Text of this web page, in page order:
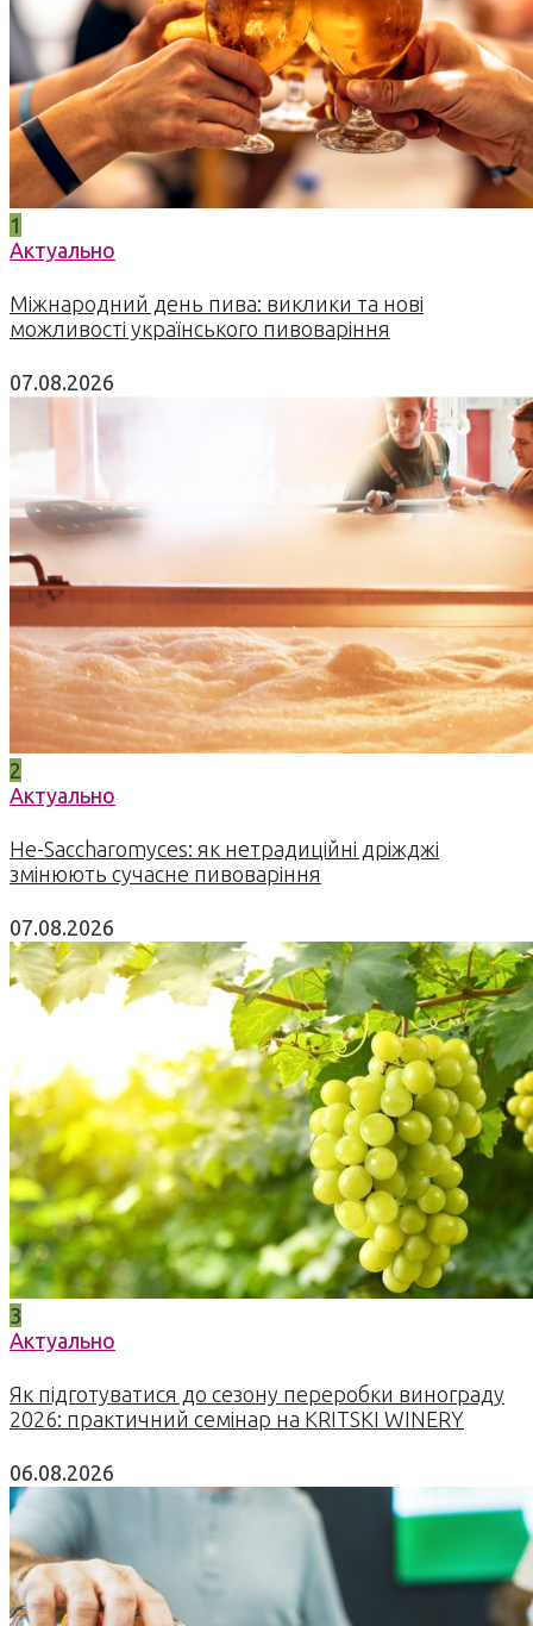
1
Актуально
Міжнародний день пива: виклики та нові
можливості українського пивоваріння
07.08.2026
2
Актуально
Не-Saccharomyces: як нетрадиційні дріжджі
змінюють сучасне пивоваріння
07.08.2026
3
Актуально
Як підготуватися до сезону переробки винограду
2026: практичний семінар на KRITSKI WINERY
06.08.2026